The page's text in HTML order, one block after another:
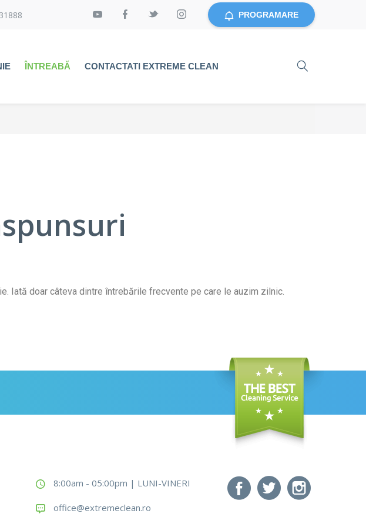
PROGRAMARE
ÎNTREABĂ CONTACTATI EXTREME CLEAN
Iată doar câteva dintre întrebările frecvente pe care le auzim zilnic.
8:00am - 05:00pm | LUNI-VINERI
office@extremeclean.ro